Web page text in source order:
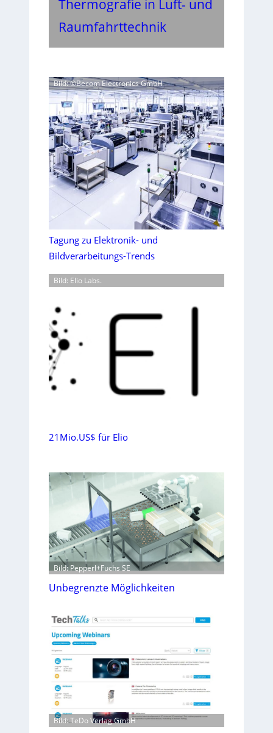
Thermografie in Luft- und
Raumfahrttechnik
Bild: ©Becom Electronics GmbH
Tagung zu Elektronik- und
Bildverarbeitungs-Trends
Bild: Elio Labs.
21Mio.US$ für Elio
Bild: Pepperl+Fuchs SE
Unbegrenzte Möglichkeiten
Bild: TeDo Verlag GmbH